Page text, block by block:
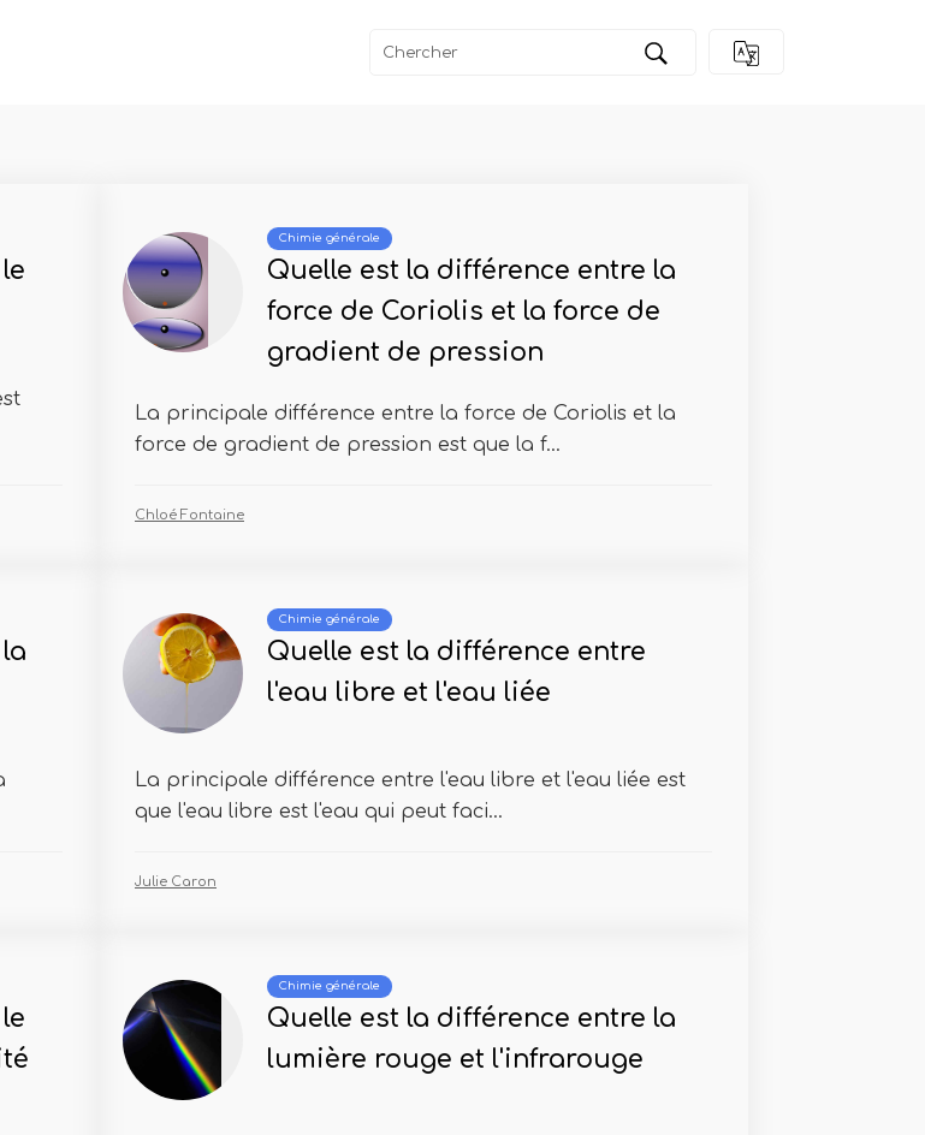
Chimie générale
Quelle est la différence entre la
force de Coriolis et la force de
gradient de pression
La principale différence entre la force de Coriolis et la
force de gradient de pression est que la f...
Chloé Fontaine
Chimie générale
Quelle est la différence entre
l'eau libre et l'eau liée
La principale différence entre l'eau libre et l'eau liée est
que l'eau libre est l'eau qui peut faci...
Julie Caron
Chimie générale
Quelle est la différence entre la
lumière rouge et l'infrarouge